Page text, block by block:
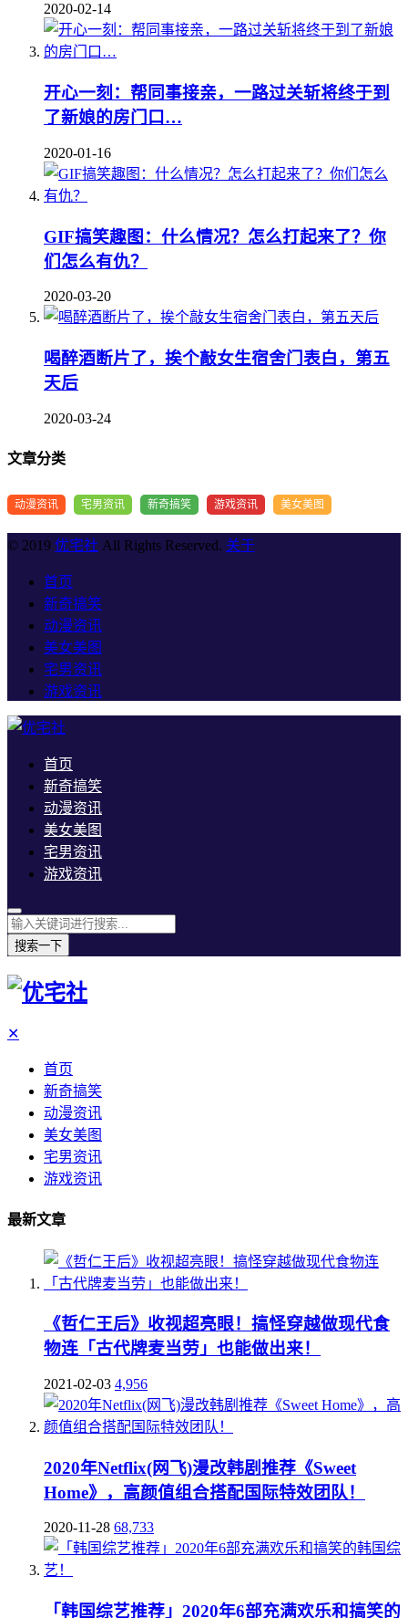
2020-02-14
开心一刻：帮同事接亲，一路过关斩将终于到
了新娘的房门口…
2020-01-16
GIF搞笑趣图：什么情况？怎么打起来了？你
们怎么有仇？
2020-03-20
喝醉酒断片了，挨个敲女生宿舍门表白，第五
天后
2020-03-24
文章分类
动漫资讯 宅男资讯 新奇搞笑 游戏资讯 美女美图
© 2019 优宅社 All Rights Reserved. 关于
首页
新奇搞笑
动漫资讯
美女美图
宅男资讯
游戏资讯
首页
新奇搞笑
动漫资讯
美女美图
宅男资讯
游戏资讯
搜索一下
✕
首页
新奇搞笑
动漫资讯
美女美图
宅男资讯
游戏资讯
最新文章
《哲仁王后》收视超亮眼！搞怪穿越做现代食
物连「古代牌麦当劳」也能做出来！
2021-02-03 4,956
2020年Netflix(网飞)漫改韩剧推荐《Sweet
Home》，高颜值组合搭配国际特效团队！
2020-11-28 68,733
「韩国综艺推荐」2020年6部充满欢乐和搞笑的